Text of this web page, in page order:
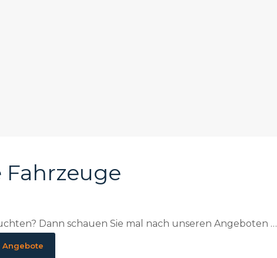
Fahrzeuge
Dann schauen Sie mal nach unseren Angeboten …
Angebote